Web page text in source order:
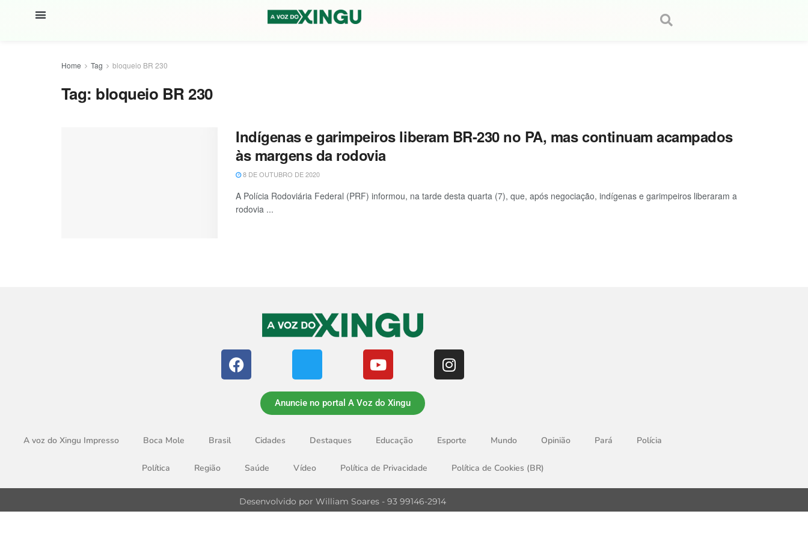
Home Tag bloqueio BR 230
Tag: bloqueio BR 230
Indígenas e garimpeiros liberam BR-230 no PA, mas continuam acampados
às margens da rodovia
8 DE OUTUBRO DE 2020
A Polícia Rodoviária Federal (PRF) informou, na tarde desta quarta (7), que, após negociação, indígenas e garimpeiros liberaram a
rodovia ...
Anuncie no portal A Voz do Xingu
A voz do Xingu Impresso Boca Mole Brasil Cidades Destaques Educação Esporte Mundo Opinião Pará Polícia
Política Região Saúde Vídeo Política de Privacidade Política de Cookies (BR)
Desenvolvido por William Soares - 93 99146-2914